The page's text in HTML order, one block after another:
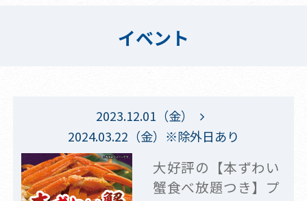
イベント
2023.12.01（金）
2024.03.22（金）※除外日あり
大好評の【本ずわい
蟹食べ放題つき】プ